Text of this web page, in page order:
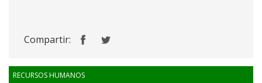
Compartir:
RECURSOS HUMANOS